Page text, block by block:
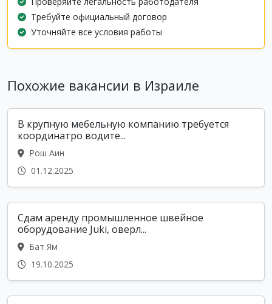
Требуйте официальный договор
Уточняйте все условия работы
Похожие вакансии в Израиле
В крупную мебельную компанию требуется
координатро водите...
Рош Аин
01.12.2025
Сдам аренду промышленное швейное
оборудование Juki, оверл...
Бат Ям
19.10.2025